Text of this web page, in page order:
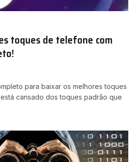
toques de telefone com
para baixar os melhores toques
cansado dos toques padrão que